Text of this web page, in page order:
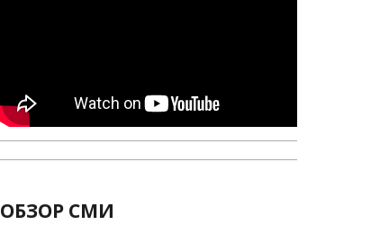
ОБЗОР СМИ